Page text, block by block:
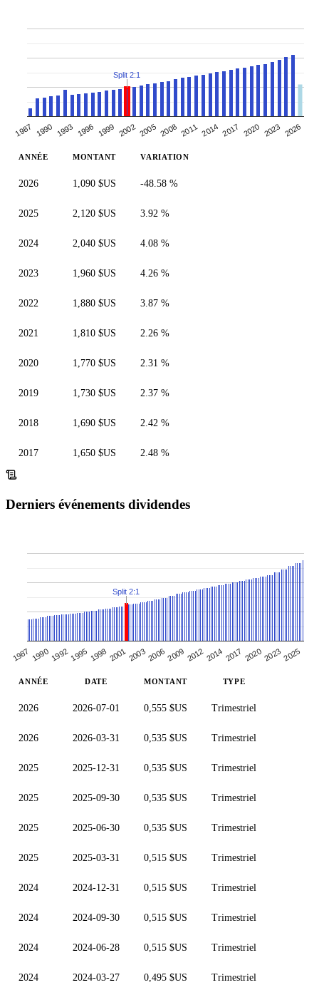
1987 1990 1993 1996 1999 2002 2005 2008 2011 2014 2017 2020 2023 2026
Split 2:1
ANNÉE MONTANT VARIATION
2026 1,090 $US -48.58 %
2025 2,120 $US 3.92 %
2024 2,040 $US 4.08 %
2023 1,960 $US 4.26 %
2022 1,880 $US 3.87 %
2021 1,810 $US 2.26 %
2020 1,770 $US 2.31 %
2019 1,730 $US 2.37 %
2018 1,690 $US 2.42 %
2017 1,650 $US 2.48 %
Derniers événements dividendes
1987 1990 19921995 19982001200320062009 20122014 2017 202020232025
Split 2:1
ANNÉE DATE MONTANT TYPE
2026 2026-07-01 0,555 $US Trimestriel
2026 2026-03-31 0,535 $US Trimestriel
2025 2025-12-31 0,535 $US Trimestriel
2025 2025-09-30 0,535 $US Trimestriel
2025 2025-06-30 0,535 $US Trimestriel
2025 2025-03-31 0,515 $US Trimestriel
2024 2024-12-31 0,515 $US Trimestriel
2024 2024-09-30 0,515 $US Trimestriel
2024 2024-06-28 0,515 $US Trimestriel
2024 2024-03-27 0,495 $US Trimestriel